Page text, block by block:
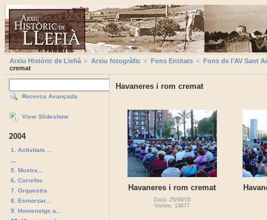
Arxiu Històric de Llefià Arxiu fotogràfic Fons Entitats
Fons de l'AV Sant
cremat
Recerca Avançada
View Slideshow
2004
1. Activitats ...
5. Mostra...
6. Correfoc
7. Orquestra
8. Esmorzar...
9. Homenatge a...
Havaneres i rom cremat
Havaneres i rom cremat
Data: 25/09/05
Visites: 14877